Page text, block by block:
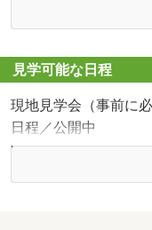
エフエムホームが夢
たします！
▼▼『見学予約』『
分）
■【幼稚園・保育園
歩20分）
■【ショッピングセン
ら平群店（約1483m
■【ショッピングセ
見学可能な日程
現地見学会（事前に
日程／公開中
時間／9:00～18:00